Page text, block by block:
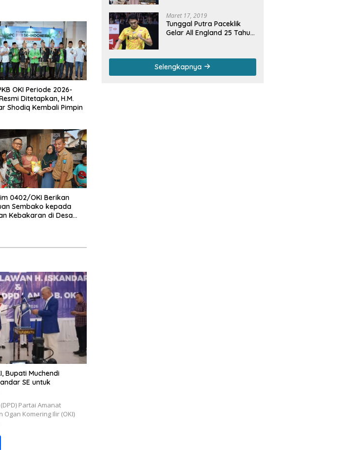
OKI Periode 2026-
Ditetapkan, H.M.
Shodiq Kembali Pimpin
0402/OKI Berikan
Sembako kepada
Kebakaran di Desa
Bupati Muchendi
SE untuk
Partai Amanat
Ogan Komering Ilir (OKI)
S
Maret 17, 2019
Tunggal Putra Paceklik
Gelar All England 25 Tahun,
Selengkapnya